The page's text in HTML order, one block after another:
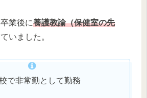
業後に養護教諭（保健室の先
いました。
で非常勤として勤務